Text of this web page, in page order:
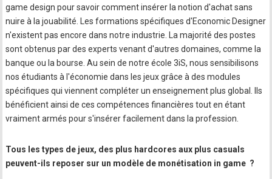
game design pour savoir ­comment insérer la notion d'achat sans
nuire à la jouabilité. Les formations spécifiques d'Economic Designer
n'existent pas encore dans notre industrie. La majorité des postes
sont obtenus par des experts venant d'autres domaines, comme la
banque ou la bourse. Au sein de notre école 3iS, nous sensibilisons
nos ­étudiants à l'économie dans les jeux grâce à des modules
spécifiques qui viennent compléter un enseignement plus global. Ils
bénéficient ainsi de ces compétences financières tout en étant
vraiment armés pour s'insérer facilement dans la profession.
Tous les types de jeux, des plus hardcores aux plus casuals
peuvent-ils reposer sur un modèle de monétisation in game ?